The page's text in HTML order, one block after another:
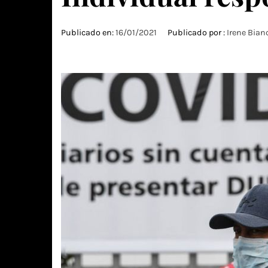
Publicado en:16/01/2021 Publicado por : Irene